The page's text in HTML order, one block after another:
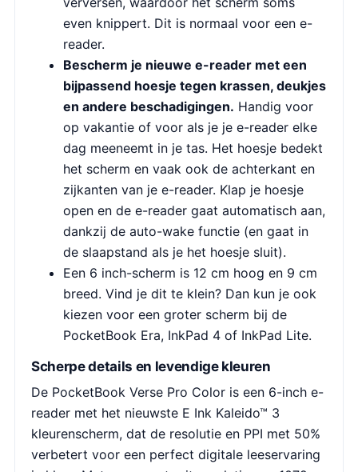
even knippert. Dit is normaal voor een e-
reader.
Bescherm je nieuwe e-reader met een
bijpassend hoesje tegen krassen, deukjes
en andere beschadigingen. Handig voor
op vakantie of voor als je je e-reader elke
dag meeneemt in je tas. Het hoesje bedekt
het scherm en vaak ook de achterkant en
zijkanten van je e-reader. Klap je hoesje
open en de e-reader gaat automatisch aan,
dankzij de auto-wake functie (en gaat in
de slaapstand als je het hoesje sluit).
Een 6 inch-scherm is 12 cm hoog en 9 cm
breed. Vind je dit te klein? Dan kun je ook
kiezen voor een groter scherm bij de
PocketBook Era, InkPad 4 of InkPad Lite.
Scherpe details en levendige kleuren
De PocketBook Verse Pro Color is een 6-inch e-
reader met het nieuwste E Ink Kaleido™ 3
kleurenscherm, dat de resolutie en PPI met 50%
verbetert voor een perfect digitale leeservaring